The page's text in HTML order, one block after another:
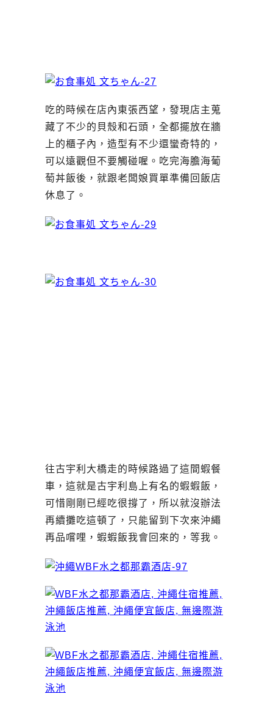
吃的時候在店內東張西望，發現店主蒐
藏了不少的貝殼和石頭，全都擺放在牆
上的櫃子內，造型有不少還蠻奇特的，
可以遠觀但不要觸碰喔。吃完海膽海葡
萄丼飯後，就跟老闆娘買單準備回飯店
休息了。
往古宇利大橋走的時候路過了這間蝦餐
車，這就是古宇利島上有名的蝦蝦飯，
可惜剛剛已經吃很撐了，所以就沒辦法
再續攤吃這頓了，只能留到下次來沖繩
再品嚐哩，蝦蝦飯我會回來的，等我。